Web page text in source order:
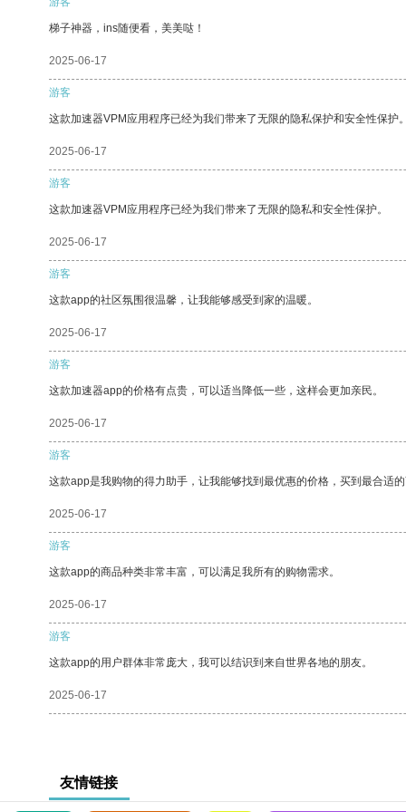
梯子神器，ins随便看，美美哒！
2025-06-17
游客
这款加速器VPM应用程序已经为我们带来了无限的隐私保护和安全性保护
2025-06-17
游客
这款加速器VPM应用程序已经为我们带来了无限的隐私和安全性保护。
2025-06-17
游客
这款app的社区氛围很温馨，让我能够感受到家的温暖。
2025-06-17
游客
这款加速器app的价格有点贵，可以适当降低一些，这样会更加亲民。
2025-06-17
游客
这款app是我购物的得力助手，让我能够找到最优惠的价格，买到最合适
2025-06-17
游客
这款app的商品种类非常丰富，可以满足我所有的购物需求。
2025-06-17
游客
这款app的用户群体非常庞大，我可以结识到来自世界各地的朋友。
2025-06-17
友情链接